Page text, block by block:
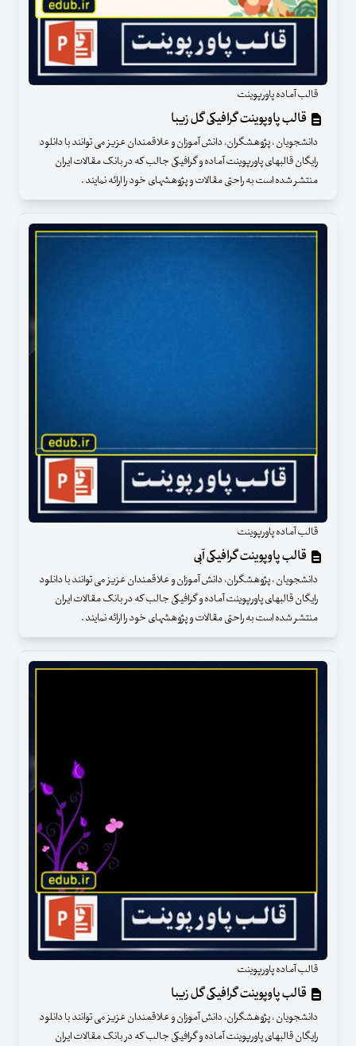
قالب آماده پاورپوینت
قالب پاوپوینت گرافیکی گل زیبا
دانشجویان ، پژوهشگران، دانش آموزان و علاقمندان عزیز می توانند با دانلود
رایگان قالبهای پاورپوینت آماده و گرافیکی جالب که در بانک مقالات ایران
منتشر شده است به راحتی مقالات و پژوهشهای خود را ارائه نمایند .
قالب آماده پاورپوینت
قالب پاوپوینت گرافیکی آبی
دانشجویان ، پژوهشگران، دانش آموزان و علاقمندان عزیز می توانند با دانلود
رایگان قالبهای پاورپوینت آماده و گرافیکی جالب که در بانک مقالات ایران
منتشر شده است به راحتی مقالات و پژوهشهای خود را ارائه نمایند .
قالب آماده پاورپوینت
قالب پاوپوینت گرافیکی گل زیبا
دانشجویان ، پژوهشگران، دانش آموزان و علاقمندان عزیز می توانند با دانلود
رایگان قالبهای پاورپوینت آماده و گرافیکی جالب که در بانک مقالات ایران